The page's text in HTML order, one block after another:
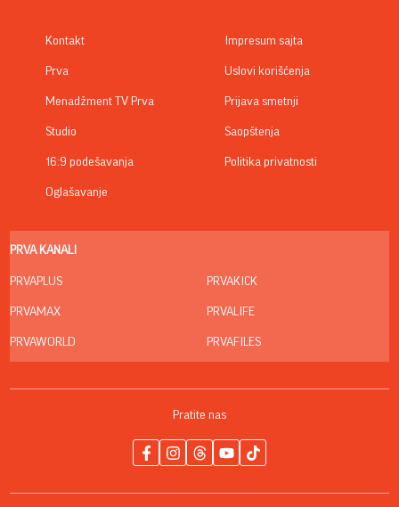
Kontakt
Prva
Menadžment TV Prva
Studio
16:9 podešavanja
Oglašavanje
Impresum sajta
Uslovi korišćenja
Prijava smetnji
Saopštenja
Politika privatnosti
PRVA KANALI
PRVAPLUS
PRVAMAX
PRVAWORLD
PRVAKICK
PRVALIFE
PRVAFILES
Pratite nas